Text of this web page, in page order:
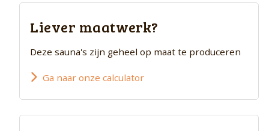
Liever maatwerk?
Deze sauna's zijn geheel op maat te produceren
Ga naar onze calculator